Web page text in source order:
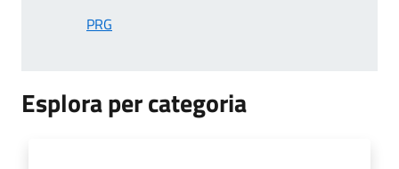
PRG
Esplora per categoria